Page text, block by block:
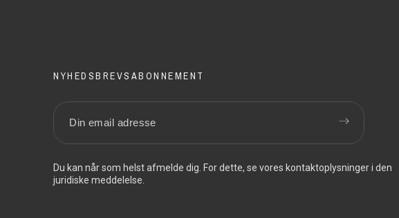
NYHEDSBREVSABONNEMENT
Du kan når som helst afmelde dig. For dette, se vores kontaktoplysninger i den
juridiske meddelelse.